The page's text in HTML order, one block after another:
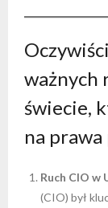
ważnych
świecie,
na
Ruch CIO w
(CIO) był